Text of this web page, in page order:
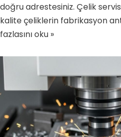
doğru adrestesiniz. Çelik
kalite çeliklerin fabrikasyon
fazlasını oku »